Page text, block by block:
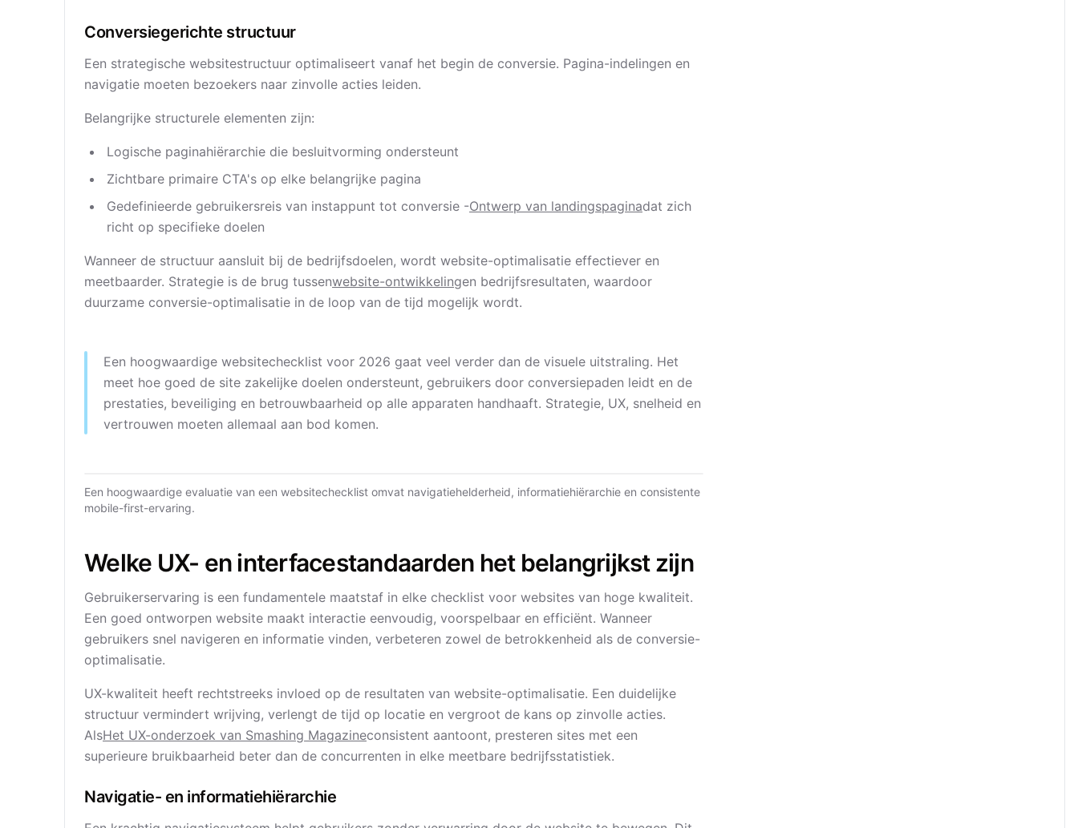
Conversiegerichte structuur
Een strategische websitestructuur optimaliseert vanaf het begin de conversie. Pagina-indelingen en
navigatie moeten bezoekers naar zinvolle acties leiden.
Belangrijke structurele elementen zijn:
Logische paginahiërarchie die besluitvorming ondersteunt
Zichtbare primaire CTA's op elke belangrijke pagina
Gedefinieerde gebruikersreis van instappunt tot conversie -Ontwerp van landingspaginadat zich
richt op specifieke doelen
Wanneer de structuur aansluit bij de bedrijfsdoelen, wordt website-optimalisatie effectiever en
meetbaarder. Strategie is de brug tussenwebsite-ontwikkelingen bedrijfsresultaten, waardoor
duurzame conversie-optimalisatie in de loop van de tijd mogelijk wordt.
Een hoogwaardige websitechecklist voor 2026 gaat veel verder dan de visuele uitstraling. Het
meet hoe goed de site zakelijke doelen ondersteunt, gebruikers door conversiepaden leidt en de
prestaties, beveiliging en betrouwbaarheid op alle apparaten handhaaft. Strategie, UX, snelheid en
vertrouwen moeten allemaal aan bod komen.
Een hoogwaardige evaluatie van een websitechecklist omvat navigatiehelderheid, informatiehiërarchie en consistente
mobile-first-ervaring.
Welke UX- en interfacestandaarden het belangrijkst zijn
Gebruikerservaring is een fundamentele maatstaf in elke checklist voor websites van hoge kwaliteit.
Een goed ontworpen website maakt interactie eenvoudig, voorspelbaar en efficiënt. Wanneer
gebruikers snel navigeren en informatie vinden, verbeteren zowel de betrokkenheid als de conversie-
optimalisatie.
UX-kwaliteit heeft rechtstreeks invloed op de resultaten van website-optimalisatie. Een duidelijke
structuur vermindert wrijving, verlengt de tijd op locatie en vergroot de kans op zinvolle acties.
AlsHet UX-onderzoek van Smashing Magazineconsistent aantoont, presteren sites met een
superieure bruikbaarheid beter dan de concurrenten in elke meetbare bedrijfsstatistiek.
Navigatie- en informatiehiërarchie